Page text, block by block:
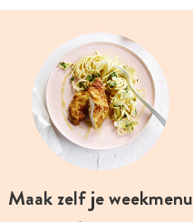
Maak zelf je weekmenu